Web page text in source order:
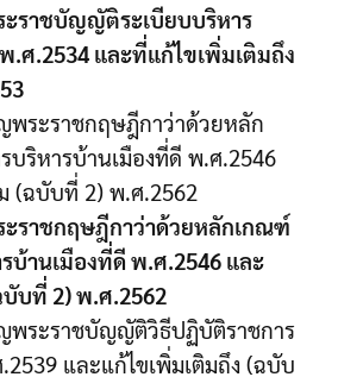
ราชบัญญัติระเบียบบริหาร
.ศ.2534 และที่แก้ไขเพิ่มเติมถึง
พระราชกฤษฎีกาว่าด้วยหลัก
บริหารบ้านเมืองที่ดี พ.ศ.2546
(ฉบับที่ 2) พ.ศ.2562
ราชกฤษฎีกาว่าด้วยหลักเกณฑ์
บ้านเมืองที่ดี พ.ศ.2546 และ
บที่ 2) พ.ศ.2562
พระราชบัญญัติวิธีปฏิบัติราชการ
และแก้ไขเพิ่มเติมถึง (ฉบับ